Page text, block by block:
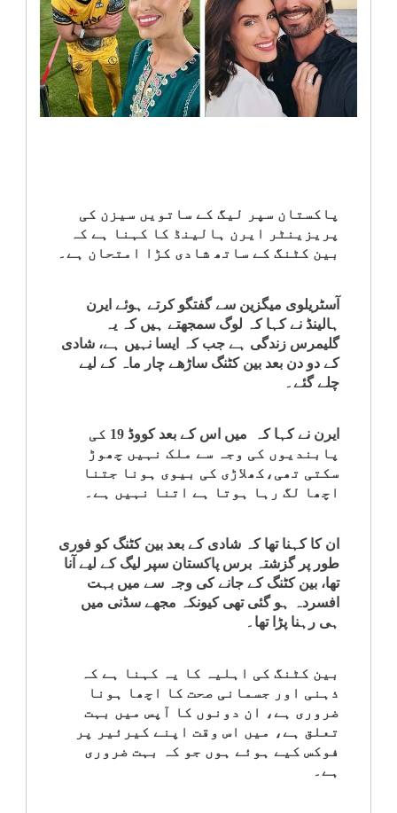
انٹرٹینمنٹ
صحت
کھیل
‎کرائم
ویڈیوز
سیاست
سپلیمنٹس
پاکستان سپر لیگ کے ساتویں سیزن کی
پریزینٹر ایرن ہالینڈ کا کہنا ہے کہ
بین کٹنگ کے ساتھ شادی کڑا امتحان ہے۔
آسٹریلوی میگزین سے گفتگو کرتے ہوئے ایرن
ہالینڈ نے کہا کہ لوگ سمجھتے ہیں کہ یہ
گلیمرس زندگی ہے جب کہ ایسا نہیں ہے، شادی
کے دو دن بعد بین کٹنگ ساڑھے چار ماہ کے لیے
چلے گئے۔
ایرن نے کہا کہ میں اس کے بعد کووڈ 19 کی
پابندیوں کی وجہ سے ملک نہیں چھوڑ
سکتی تھی،کھلاڑی کی بیوی ہونا جتنا
اچھا لگ رہا ہوتا ہے اتنا نہیں ہے۔
ان کا کہنا تھا کہ شادی کے بعد بین کٹنگ کو فوری
طور پر گزشتہ برس پاکستان سپر لیگ کے لیے آنا
تھا، بین کٹنگ کے جانے کی وجہ سے میں بہت
افسردہ ہو گئی تھی کیونکہ مجھے سڈنی میں
ہی رہنا پڑا تھا۔
بین کٹنگ کی اہلیہ کا یہ کہنا ہے کہ
ذہنی اور جسمانی صحت کا اچھا ہونا
ضروری ہے، ان دونوں کا آپس میں بہت
تعلق ہے، میں اس وقت اپنے کیرئیر پر
فوکس کیے ہوئے ہوں جو کہ بہت ضروری
ہے۔